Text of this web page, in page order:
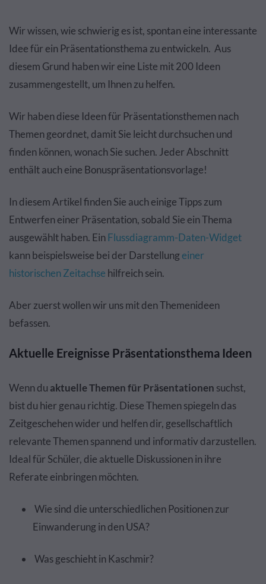
Wir wissen, wie schwierig es ist, spontan eine interessante
Idee für ein Präsentationsthema zu entwickeln. Aus
diesem Grund haben wir eine Liste mit 200 Ideen
zusammengestellt, um Ihnen zu helfen.
Wir haben diese Ideen für Präsentationsthemen nach
Themen geordnet, damit Sie leicht durchsuchen und
finden können, wonach Sie suchen. Jeder Abschnitt
enthält auch eine Bonuspräsentationsvorlage!
In diesem Artikel finden Sie auch einige Tipps zum
Entwerfen einer Präsentation, sobald Sie ein Thema
ausgewählt haben. EinFlussdiagramm-Daten-Widget
kann beispielsweise bei der Darstellungeiner
historischen Zeitachse hilfreich sein.
Aber zuerst wollen wir uns mit den Themenideen
befassen.
Aktuelle Ereignisse Präsentationsthema Ideen
Wenn du aktuelle Themen für Präsentationen suchst,
bist du hier genau richtig. Diese Themen spiegeln das
Zeitgeschehen wider und helfen dir, gesellschaftlich
relevante Themen spannend und informativ darzustellen.
Ideal für Schüler, die aktuelle Diskussionen in ihre
Referate einbringen möchten.
Wie sind die unterschiedlichen Positionen zur
Einwanderung in den USA?
Was geschieht in Kaschmir?